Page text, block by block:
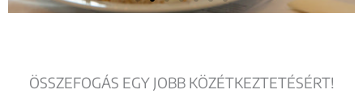
ÖSSZEFOGÁS EGY JOBB KÖZÉTKEZTETÉSÉRT!